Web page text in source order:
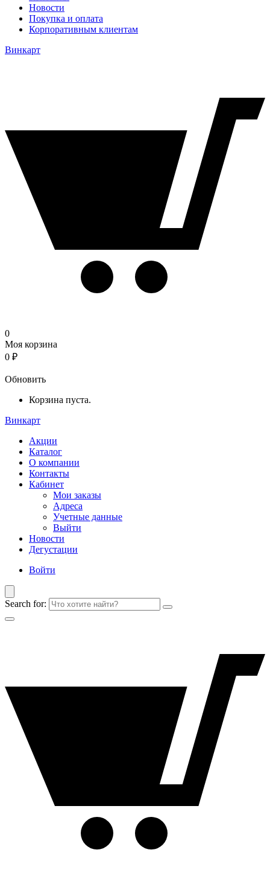
Новости
Покупка и оплата
Корпоративным клиентам
Винкарт
0
Моя корзина
0 ₽
Обновить
Корзина пуста.
Винкарт
Акции
Каталог
О компании
Контакты
Кабинет
Мои заказы
Адреса
Учетные данные
Выйти
Новости
Дегустации
Войти
Search for: